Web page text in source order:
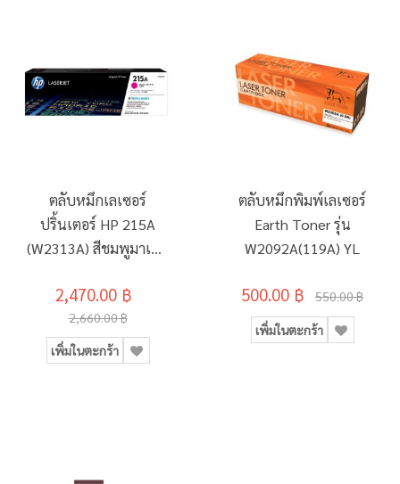
ตลับหมึกเลเซอร์
ปริ้นเตอร์ HP 215A
(W2313A) สีชมพูมาเจน
2,470.00 ฿
2,660.00 ฿
เพิ่มในตะกร้า
ตลับหมึกพิมพ์เลเซอร์
Earth Toner รุ่น
W2092A(119A) YL
500.00 ฿ 550.00 ฿
เพิ่มในตะกร้า